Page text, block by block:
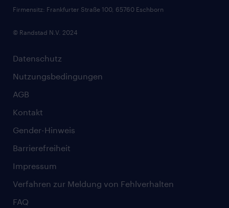
Datenschutz
Nutzungsbedingungen
AGB
Kontakt
Gender-Hinweis
Barrierefreiheit
Impressum
Verfahren zur Meldung von Fehlverhalten
FAQ
Firmensitz: Frankfurter Straße 100, 65760 Eschborn
© Randstad N.V. 2024